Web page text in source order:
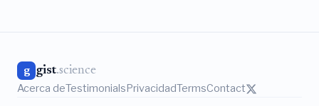
g gist.science
Acerca deTestimonialsPrivacidadTermsContact